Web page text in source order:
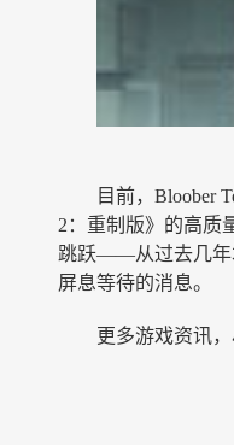
目前，Bloober
2：重制版》的高质
跳跃——从过去几年
屏息等待的消息。
更多游戏资讯，